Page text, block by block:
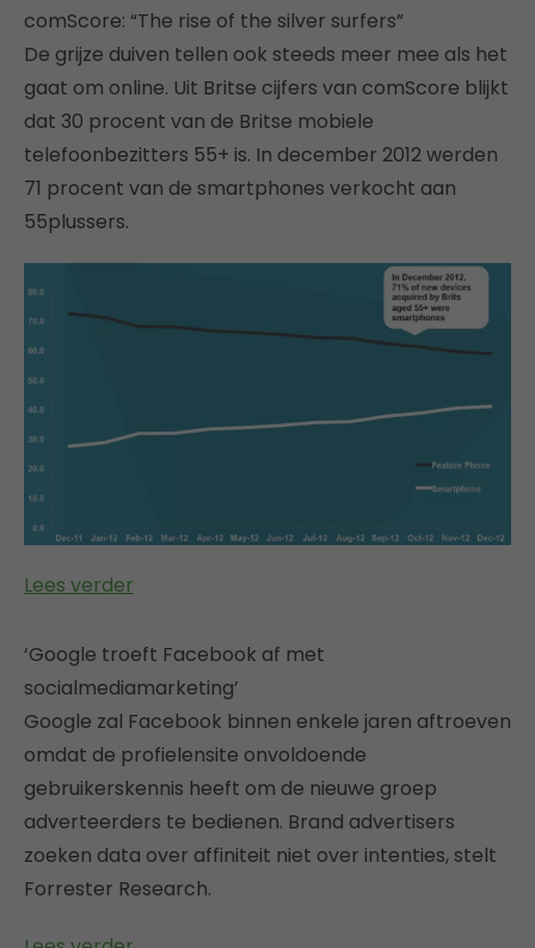
comScore: “The rise of the silver surfers”
De grijze duiven tellen ook steeds meer mee als het
gaat om online. Uit Britse cijfers van comScore blijkt
dat 30 procent van de Britse mobiele
telefoonbezitters 55+ is. In december 2012 werden
71 procent van de smartphones verkocht aan
55plussers.
Lees verder
‘Google troeft Facebook af met
socialmediamarketing’
Google zal Facebook binnen enkele jaren aftroeven
omdat de profielensite onvoldoende
gebruikerskennis heeft om de nieuwe groep
adverteerders te bedienen. Brand advertisers
zoeken data over affiniteit niet over intenties, stelt
Forrester Research.